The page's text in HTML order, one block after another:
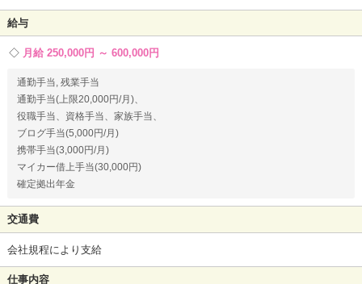
給与
月給 250,000円 ～ 600,000円
通勤手当, 残業手当
通勤手当(上限20,000円/月)、
役職手当、資格手当、家族手当、
ブログ手当(5,000円/月)
携帯手当(3,000円/月)
マイカー借上手当(30,000円)
確定拠出年金
交通費
会社規程により支給
仕事内容